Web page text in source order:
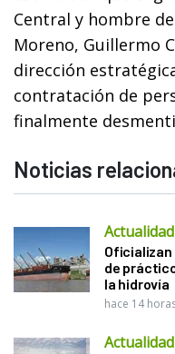
Central y hombre
Moreno, Guillermo
dirección
contratación de
finalmente
Noticias
Actualidad
de
la hidrovía
hace 14
Actualidad